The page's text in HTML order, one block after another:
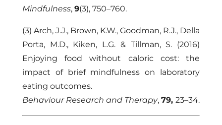
Mindfulness, 9(3), 750–760.
(3) Arch, J.J., Brown, K.W., Goodman, R.J., Della
Porta, M.D., Kiken, L.G. & Tillman, S. (2016)
Enjoying food without caloric cost: the
impact of brief mindfulness on laboratory
eating outcomes.
Behaviour Research and Therapy, 79, 23–34.